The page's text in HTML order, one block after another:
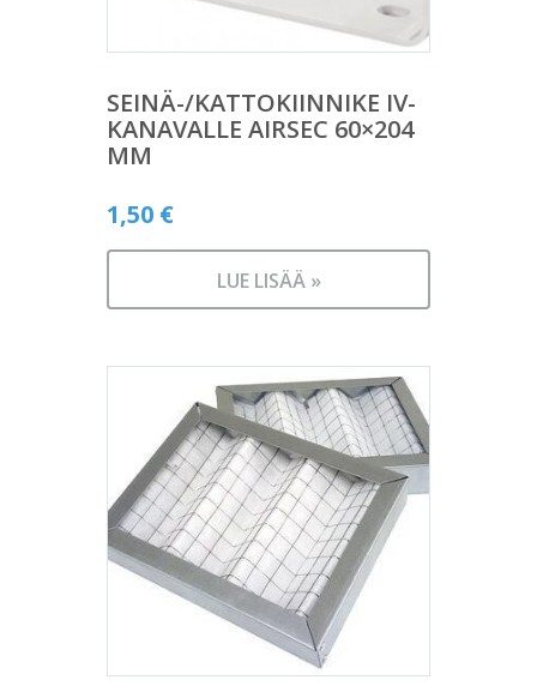
SEINÄ-/KATTOKIINNIKE IV-
KANAVALLE AIRSEC 60×204
MM
1,50 €
LUE LISÄÄ »